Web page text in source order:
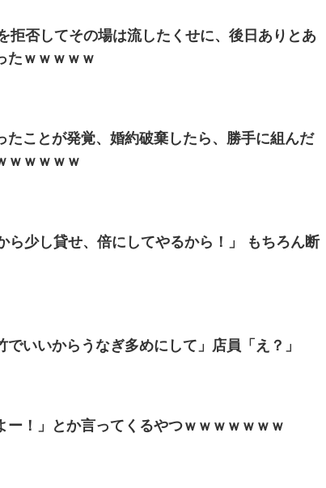
拒否してその場は流したくせに、後日ありとあ
たｗｗｗｗｗ
ことが発覚、婚約破棄したら、勝手に組んだ
ｗｗｗｗｗ
ら少し貸せ、倍にしてやるから！」 もちろん断
いいからうなぎ多めにして」店員「え？」
！」とか言ってくるやつｗｗｗｗｗｗｗ